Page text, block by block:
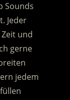
Sounds
Jeder
und
gerne
jedem